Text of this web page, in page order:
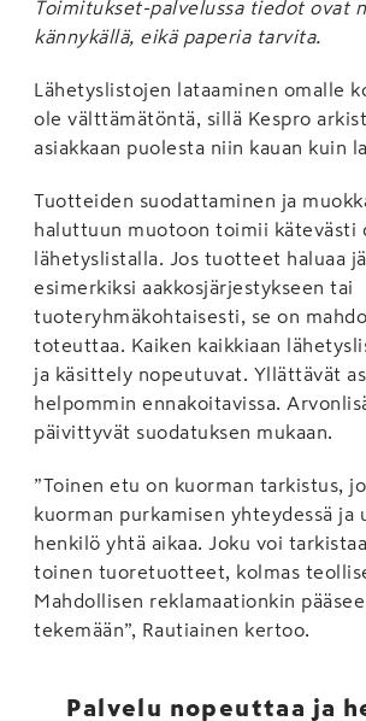
Toimitukset-palvelussa tiedot ovat
kännykällä, eikä paperia tarvita.
Lähetyslistojen lataaminen omalle
ole välttämätöntä, sillä Kespro
asiakkaan puolesta niin kauan kuin
Tuotteiden suodattaminen ja
haluttuun muotoon toimii kätevästi
lähetyslistalla. Jos tuotteet haluaa
esimerkiksi aakkosjärjestykseen tai
tuoteryhmäkohtaisesti, se on
toteuttaa. Kaiken kaikkiaan
ja käsittely nopeutuvat. Yllättävät
helpommin ennakoitavissa.
päivittyvät suodatuksen mukaan.
”Toinen etu on kuorman tarkistus,
kuorman purkamisen yhteydessä ja
henkilö yhtä aikaa. Joku voi
toinen tuoretuotteet, kolmas
Mahdollisen reklamaationkin
tekemään”, Rautiainen kertoo.
Palvelu nopeuttaa ja